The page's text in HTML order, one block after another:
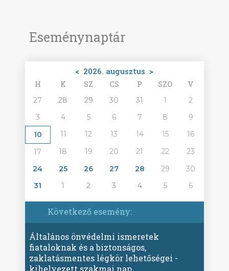
Eseménynaptár
< 2026. augusztus >
H K SZ CS P SZO V
27 28 29 30 31 1
2
3
4 5 6 7 8
9
10
11 12 13 14 15
16
17
18 19 20 21 22
23
24
25 26 27 28 29
30
31
1 2 3 4 5 6
Következő esemény:
Általános önvédelmi ismeretek
fiataloknak és a biztonságos,
zaklatásmentes légkör lehetőségei -
kihelyezett szakmai nap